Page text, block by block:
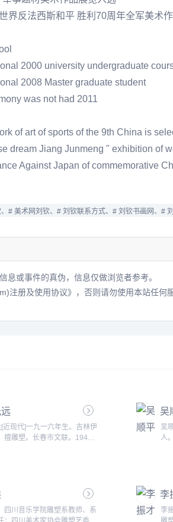
界反法西斯和平 胜利70周年全军美术
2000 university undergraduate
2008 Master graduate student
was not had 2011
of art of sports of the 9th China is
dream Jiang Junmeng " exhibition of
Against Japan of commemorative
# 美术网刘钦、 # 刘钦联系方式、 # 刘钦书画网、 #
或事件的真伪，信息仅做浏览者参考。
注册及使用协议》 ，否则请勿使用本站任何
近现代]一九一六年生。吉林伊
擅雕塑。长春市文联。1942
画报》主编，中国美术家协会
问，一级美术师。...
吴
吴
人
术
春
四川音乐学院雕塑系教师、系
李
李